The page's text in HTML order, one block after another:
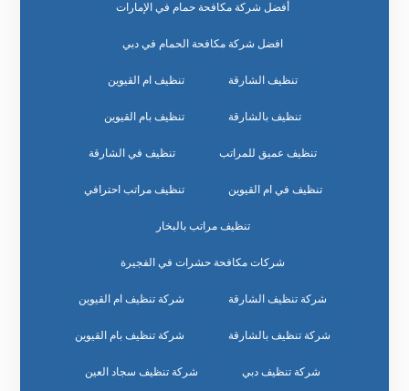
أفضل شركة مكافحة حمام في الإمارات
افضل شركة مكافحة الحمام في دبي
تنظيف الشارقة تنظيف ام القيوين
تنظيف بالشارقة تنظيف بام القيوين
تنظيف عميق للمراتب تنظيف في الشارقة
تنظيف في ام القيوين تنظيف مراتب احترافي
تنظيف مراتب بالبخار
شركات مكافحة حشرات في الفجيرة
شركة تنظيف الشارقة شركة تنظيف ام القيوين
شركة تنظيف بالشارقة شركة تنظيف بام القيوين
شركة تنظيف دبي شركة تنظيف سجاد العين